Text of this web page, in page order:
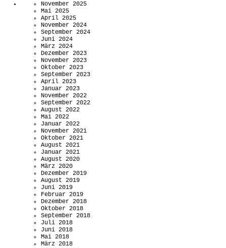
November 2025
Mai 2025
April 2025
November 2024
September 2024
Juni 2024
März 2024
Dezember 2023
November 2023
Oktober 2023
September 2023
April 2023
Januar 2023
November 2022
September 2022
August 2022
Mai 2022
Januar 2022
November 2021
Oktober 2021
August 2021
Januar 2021
August 2020
März 2020
Dezember 2019
August 2019
Juni 2019
Februar 2019
Dezember 2018
Oktober 2018
September 2018
Juli 2018
Juni 2018
Mai 2018
März 2018